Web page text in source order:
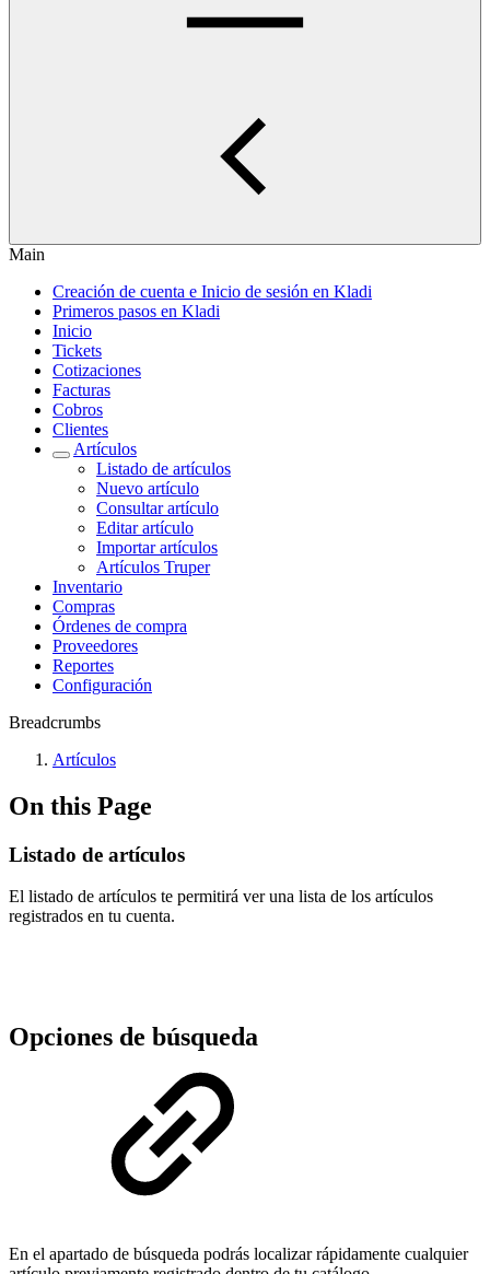
Main
Creación de cuenta e Inicio de sesión en Kladi
Primeros pasos en Kladi
Inicio
Tickets
Cotizaciones
Facturas
Cobros
Clientes
Artículos
Listado de artículos
Nuevo artículo
Consultar artículo
Editar artículo
Importar artículos
Artículos Truper
Inventario
Compras
Órdenes de compra
Proveedores
Reportes
Configuración
Breadcrumbs
Artículos
On this Page
Listado de artículos
El listado de artículos te permitirá ver una lista de los artículos
registrados en tu cuenta.
Opciones de búsqueda
En el apartado de búsqueda podrás localizar rápidamente cualquier